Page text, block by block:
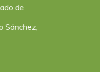
de
Sánchez,